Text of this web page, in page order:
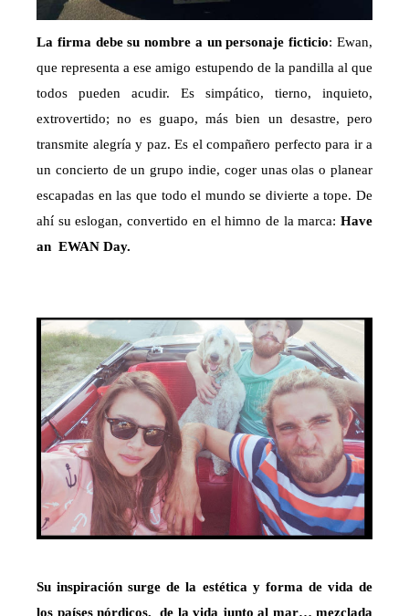
La firma debe su nombre a un personaje ficticio: Ewan,
que representa a ese amigo estupendo de la pandilla al que
todos pueden acudir. Es simpático, tierno, inquieto,
extrovertido; no es guapo, más bien un desastre, pero
transmite alegría y paz. Es el compañero perfecto para ir a
un concierto de un grupo indie, coger unas olas o planear
escapadas en las que todo el mundo se divierte a tope. De
ahí su eslogan, convertido en el himno de la marca: Have
an EWAN Day.
Su inspiración surge de la estética y forma de vida de
los países nórdicos, de la vida junto al mar… mezclada